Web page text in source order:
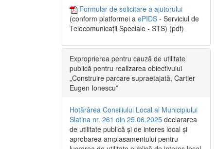
Formular de solicitare a ajutorului
(conform platformei a ePIDS - Serviciul de
Telecomunicații Speciale - STS) (pdf)
Exproprierea pentru cauză de utilitate
publică pentru realizarea obiectivului
„Construire parcare supraetajată, Cartier
Eugen Ionescu”
Hotărârea Consiliului Local al Municipiului
Slatina nr. 261 din 25.06.2025 declararea
de utilitate publică și de interes local și
aprobarea amplasamentului pentru